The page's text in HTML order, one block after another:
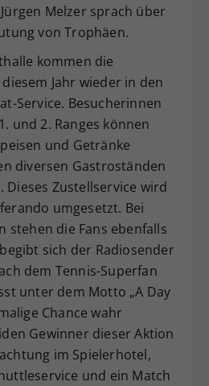
Melzer sprach über
von Trophäen.
kommen die
Jahr wieder in den
Service. Besucherinnen
und 2. Ranges können
und Getränke
diversen Gastroständen
Dieses Zustellservice wird
umgesetzt. Bei
stehen die Fans ebenfalls
sich der Radiosender
dem Tennis-Superfan
unter dem Motto „A Day
Chance wahr
Gewinner dieser Aktion
im Spielerhotel,
und ein Match